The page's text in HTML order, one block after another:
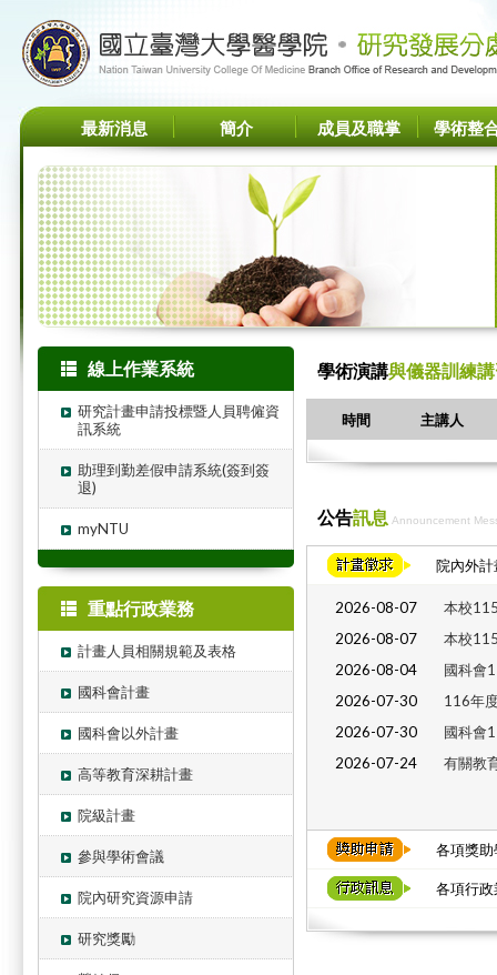
最新消息 簡介 成員及職掌 學術整
線上作業系統
研究計畫申請投標暨人員聘僱資
訊系統
助理到勤差假申請系統(簽到簽
退)
myNTU
重點行政業務
計畫人員相關規範及表格
國科會計畫
國科會以外計畫
高等教育深耕計畫
院級計畫
參與學術會議
院內研究資源申請
研究獎勵
學術演講與儀器訓練
時間 主講人
公告訊息 Announcement
院內外計
2026-08-07
本校
2026-08-07
本校
2026-08-04
國科會
2026-07-30
116年
2026-07-30
國科會
2026-07-24
有關教
各項獎助
各項行政